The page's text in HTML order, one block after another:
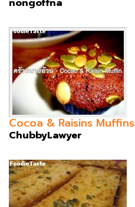
nongoffna
Cocoa & Raisins Muffins
ChubbyLawyer